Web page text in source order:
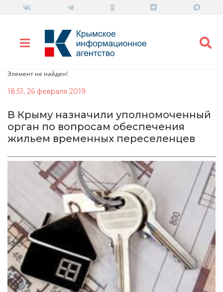
Элемент не найден!
18:51, 26 февраля 2019
В Крыму назначили уполномоченный
орган по вопросам обеспечения
жильем временных переселенцев